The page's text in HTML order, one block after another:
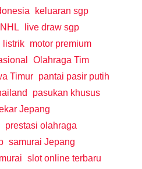
keluaran sgp
live draw sgp
listrik motor premium
Olahraga Tim
Timur pantai pasir putih
pasukan khusus
Jepang
prestasi olahraga
samurai Jepang
slot online terbaru